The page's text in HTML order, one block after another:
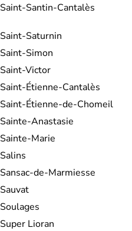
Saint-Santin-Cantalès
Saint-Saturnin
Saint-Simon
Saint-Victor
Saint-Étienne-Cantalès
Saint-Étienne-de-Chomeil
Sainte-Anastasie
Sainte-Marie
Salins
Sansac-de-Marmiesse
Sauvat
Soulages
Super Lioran